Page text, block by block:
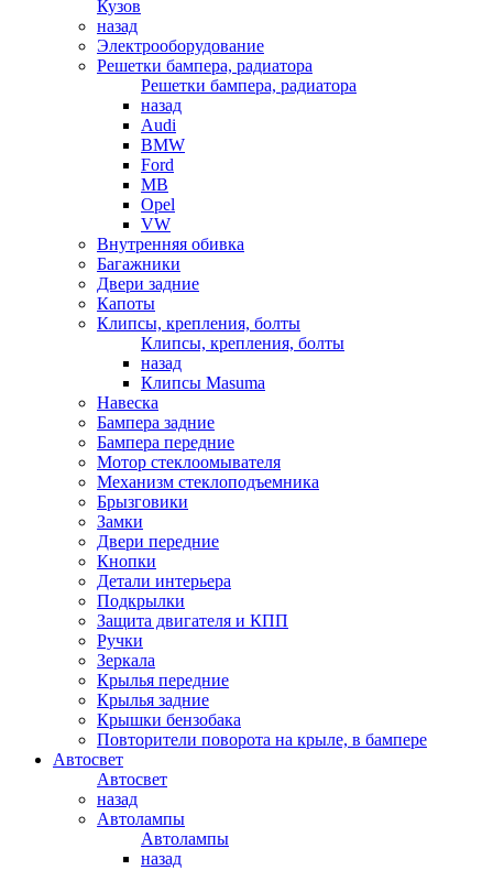
Кузов
назад
Электрооборудование
Решетки бампера, радиатора
Решетки бампера, радиатора
назад
Audi
BMW
Ford
MB
Opel
VW
Внутренняя обивка
Багажники
Двери задние
Капоты
Клипсы, крепления, болты
Клипсы, крепления, болты
назад
Клипсы Masuma
Навеска
Бампера задние
Бампера передние
Мотор стеклоомывателя
Механизм стеклоподъемника
Брызговики
Замки
Двери передние
Кнопки
Детали интерьера
Подкрылки
Защита двигателя и КПП
Ручки
Зеркала
Крылья передние
Крылья задние
Крышки бензобака
Повторители поворота на крыле, в бампере
Автосвет
Автосвет
назад
Автолампы
Автолампы
назад